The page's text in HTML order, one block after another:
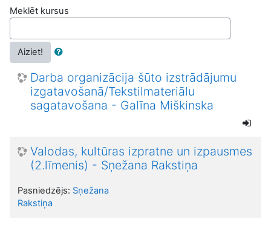
Meklēt kursus
Aiziet!
Darba organizācija šūto izstrādājumu
izgatavošanā/Tekstilmateriālu
sagatavošana - Galīna Miškinska
Valodas, kultūras izpratne un izpausmes
(2.līmenis) - Sņežana Rakstiņa
Pasniedzējs: Sņežana
Rakstiņa